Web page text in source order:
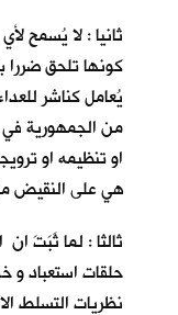
ثانيا : لا يُسمح
كونها تلحق ضررا
يُعامل كناشر
من الجمهورية في
او تنظيمه او
هي على النقيض من
ثالثا : لما ثَبَتَ
حلقات استعباد و
نظريات التسلط